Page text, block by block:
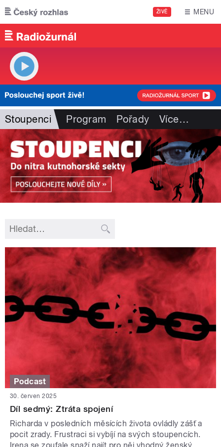
Přejít k hlavnímu obsahu
ŽIVĚ MENU
Stoupenci Program Pořady Více…
Podcast
30. červen 2025
Díl sedmý: Ztráta spojení
Richarda v posledních měsících života ovládly zášť a
pocit zrady. Frustraci si vybíjí na svých stoupencích.